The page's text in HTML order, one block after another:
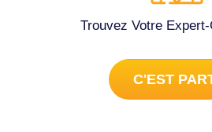
Trouvez Votre
C'EST